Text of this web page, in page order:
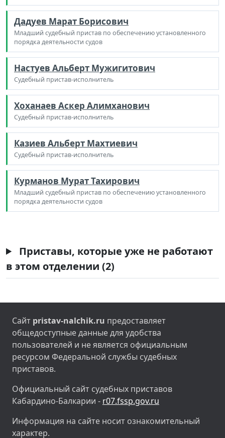
Дадуев Марат Борисович
Младший судебный пристав по обеспечению установленного
порядка деятельности судов
Настуев Альберт Мужигитович
Судебный пристав-исполнитель
Хоханаев Аскер Алимханович
Судебный пристав-исполнитель
Казиев Альберт Махтиевич
Судебный пристав-исполнитель
Курманов Мурат Тахирович
Младший судебный пристав по обеспечению установленного
порядка деятельности судов
Приставы, которые уже не работают
в этом отделении (2)
Сайт pristav-nalchik.ru предоставляет
общедоступные данные для удобства
пользователей и не является официальным
ресурсом Федеральной службы судебных
приставов.
Официальный сайт судебных приставов
Кабардино-Балкарии - r07.fssp.gov.ru
Информация на сайте носит ознакомительный
характер.